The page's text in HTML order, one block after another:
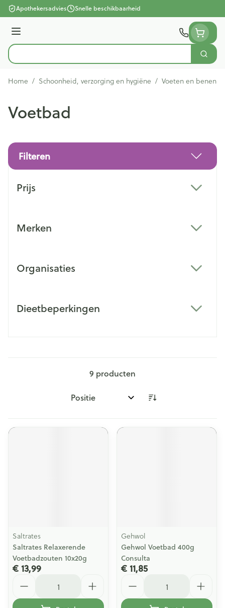
Ga naar de inhoud
Apothekersadvies Snelle beschikbaarheid
Menu
Product, merk, categorie...
Zoek
Home / Schoonheid, verzorging en hygiëne / Voeten en benen
Voetbad
Filteren
Prijs
Merken
Organisaties
Dieetbeperkingen
9 producten
Sorteer op:
Saltrates
Saltrates Relaxerende
Voetbadzouten 10x20g
€ 13,99
Gehwol
Gehwol Voetbad 400g
Consulta
€ 11,85